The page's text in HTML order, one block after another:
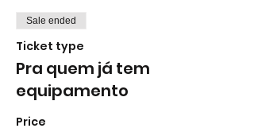
Sale ended
Ticket type
Pra quem já tem
equipamento
Price